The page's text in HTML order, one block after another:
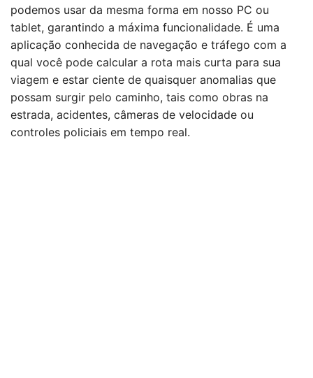
podemos usar da mesma forma em nosso PC ou
tablet, garantindo a máxima funcionalidade. É uma
aplicação conhecida de navegação e tráfego com a
qual você pode calcular a rota mais curta para sua
viagem e estar ciente de quaisquer anomalias que
possam surgir pelo caminho, tais como obras na
estrada, acidentes, câmeras de velocidade ou
controles policiais em tempo real.